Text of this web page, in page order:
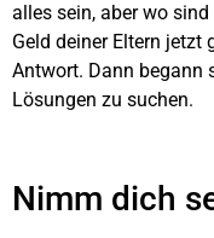
alles sein, aber wo
Geld deiner Eltern jetzt
Antwort. Dann begann
Lösungen zu suchen.
Nimm dich